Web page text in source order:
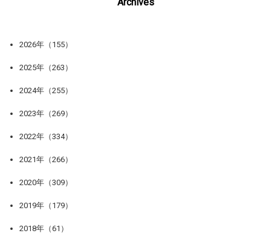
2026年（155）
2025年（263）
2024年（255）
2023年（269）
2022年（334）
2021年（266）
2020年（309）
2019年（179）
2018年（61）